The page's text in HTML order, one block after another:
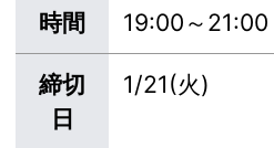
時間 19:00～21:00
締切
日
1/21(火)